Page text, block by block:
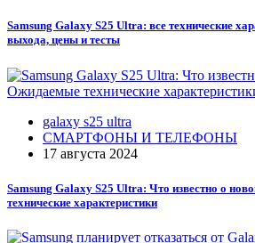
Samsung Galaxy S25 Ultra: все технические
выхода, цены и тесты
galaxy s25 ultra
СМАРТФОНЫ И ТЕЛЕФОНЫ
17 августа 2024
Samsung Galaxy S25 Ultra: Что известно о
технические характеристики